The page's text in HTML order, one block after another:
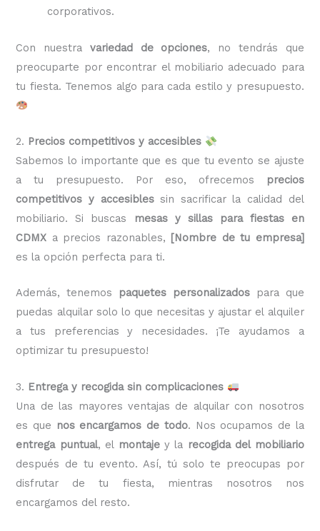
corporativos.
Con nuestra variedad de opciones, no tendrás que
preocuparte por encontrar el mobiliario adecuado para
tu fiesta. Tenemos algo para cada estilo y presupuesto.
2. Precios competitivos y accesibles
Sabemos lo importante que es que tu evento se ajuste
a tu presupuesto. Por eso, ofrecemos
precios
competitivos y accesiblessin sacrificar la calidad del
mobiliario. Si buscas
mesas y sillas para fiestas en
CDMX a precios razonables, [Nombre de tu empresa]
es la opción perfecta para ti.
Además, tenemos paquetes personalizadospara que
puedas alquilar solo lo que necesitas y ajustar el alquiler
a tus preferencias y necesidades. ¡Te ayudamos a
optimizar tu presupuesto!
3. Entrega y recogida sin complicaciones
Una de las mayores ventajas de alquilar con nosotros
es que nos encargamos de todo. Nos ocupamos de la
entrega puntual, el montajey la recogida del mobiliario
después de tu evento. Así, tú solo te preocupas por
disfrutar de tu fiesta, mientras nosotros nos
encargamos del resto.